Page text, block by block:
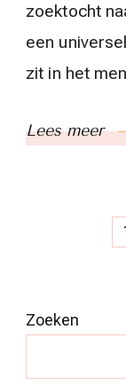
zoektocht
een
zit in het
Lees meer
Zoeken